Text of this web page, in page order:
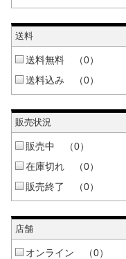
送料
送料無料 （0）
送料込み （0）
販売状況
販売中 （0）
在庫切れ （0）
販売終了 （0）
店舗
オンライン （0）